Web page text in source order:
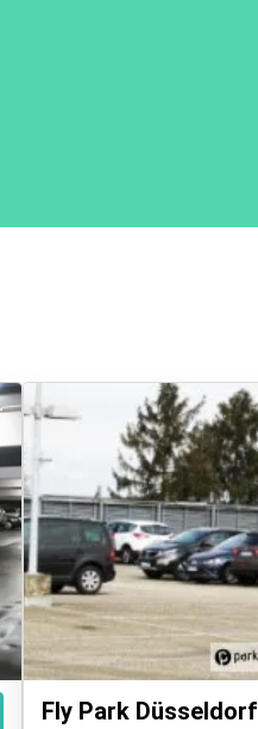
Fly Park Düsseldorf